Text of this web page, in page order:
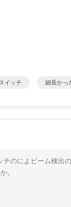
イッチ 細長かっ
のによビーム検出
。